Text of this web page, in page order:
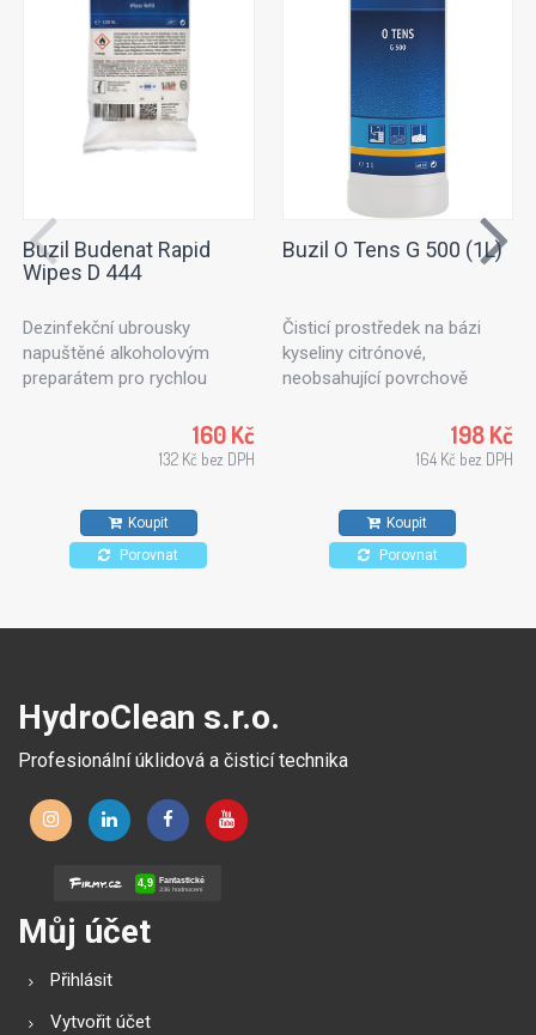
Buzil Budenat Rapid
Wipes D 444
Dezinfekční ubrousky
napuštěné alkoholovým
preparátem pro rychlou
utěrky vhodné pro použití v
potravinářském průmyslu,
povrchů odolných proti
působení alkoholů.
160 Kč
132 Kč bez DPH
Koupit
Porovnat
Buzil O Tens G 500 (1L)
Čisticí prostředek na bázi
kyseliny citrónové,
neobsahující povrchově
ošetřování textilních ploch
nebo čalouněného nábytku.
198 Kč
164 Kč bez DPH
Koupit
Porovnat
HydroClean s.r.o.
Profesionální úklidová a čisticí technika
Můj účet
Přihlásit
Vytvořit účet